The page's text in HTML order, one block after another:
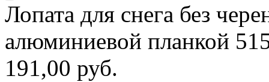
Лопата для снега без
алюминиевой планкой
191,00 руб.